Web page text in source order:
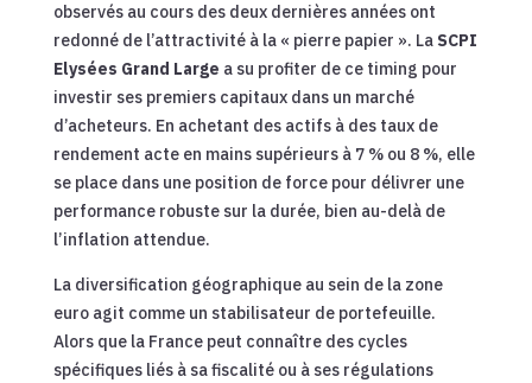
observés au cours des deux dernières années ont
redonné de l’attractivité à la « pierre papier ». La SCPI
Elysées Grand Large a su profiter de ce timing pour
investir ses premiers capitaux dans un marché
d’acheteurs. En achetant des actifs à des taux de
rendement acte en mains supérieurs à 7 % ou 8 %, elle
se place dans une position de force pour délivrer une
performance robuste sur la durée, bien au-delà de
l’inflation attendue.
La diversification géographique au sein de la zone
euro agit comme un stabilisateur de portefeuille.
Alors que la France peut connaître des cycles
spécifiques liés à sa fiscalité ou à ses régulations